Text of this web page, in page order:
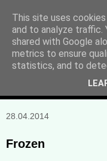
Manuela
Bücher, Blogs & mehr
28.04.2014
Frozen
This site uses
and to analyze traffic.
shared with Google
metrics to ensure
statistics, and to